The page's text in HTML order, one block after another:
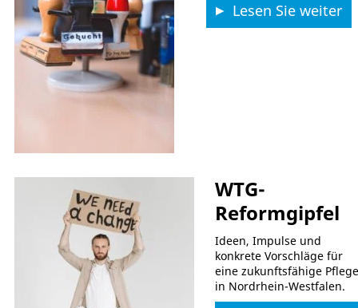
Lesen Sie weiter
WTG-
Reformgipfel
Ideen, Impulse und
konkrete Vorschläge für
eine zukunftsfähige Pflege
in Nordrhein-Westfalen.